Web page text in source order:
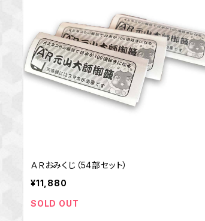
ＡＲおみくじ（54部セット）
¥11,880
SOLD OUT